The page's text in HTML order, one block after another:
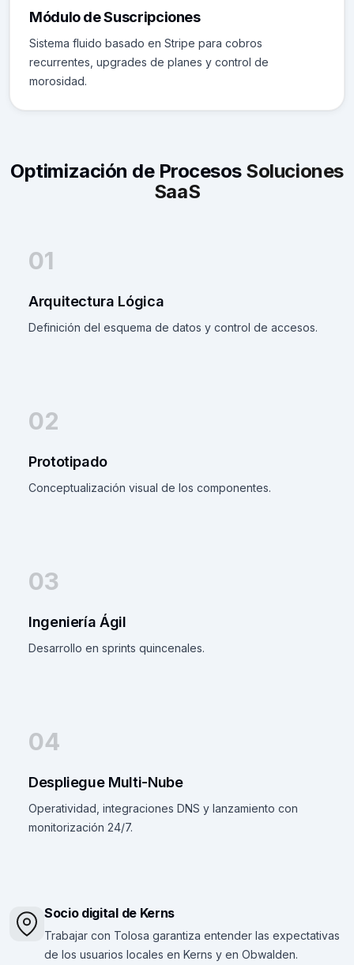
Módulo de Suscripciones
Sistema fluido basado en Stripe para cobros
recurrentes, upgrades de planes y control de
morosidad.
Optimización de Procesos Soluciones
SaaS
01
Arquitectura Lógica
Definición del esquema de datos y control de accesos.
02
Prototipado
Conceptualización visual de los componentes.
03
Ingeniería Ágil
Desarrollo en sprints quincenales.
04
Despliegue Multi-Nube
Operatividad, integraciones DNS y lanzamiento con
monitorización 24/7.
Socio digital de Kerns
Trabajar con Tolosa garantiza entender las expectativas
de los usuarios locales en Kerns y en Obwalden.